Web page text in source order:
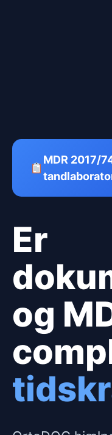
MDR 2017/
Er
og